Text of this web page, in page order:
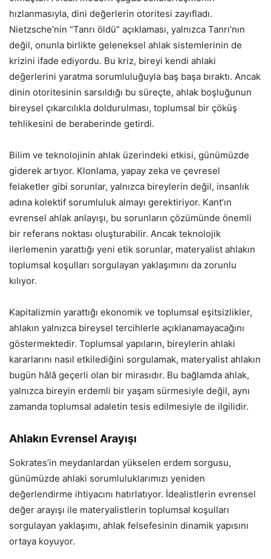
hızlanmasıyla, dini değerlerin otoritesi zayıfladı.
Nietzsche’nin “Tanrı öldü” açıklaması, yalnızca Tanrı’nın
değil, onunla birlikte geleneksel ahlak sistemlerinin de
krizini ifade ediyordu. Bu kriz, bireyi kendi ahlaki
değerlerini yaratma sorumluluğuyla baş başa bıraktı. Ancak
dinin otoritesinin sarsıldığı bu süreçte, ahlak boşluğunun
bireysel çıkarcılıkla doldurulması, toplumsal bir çöküş
tehlikesini de beraberinde getirdi.
Bilim ve teknolojinin ahlak üzerindeki etkisi, günümüzde
giderek artıyor. Klonlama, yapay zeka ve çevresel
felaketler gibi sorunlar, yalnızca bireylerin değil, insanlık
adına kolektif sorumluluk almayı gerektiriyor. Kant’ın
evrensel ahlak anlayışı, bu sorunların çözümünde önemli
bir referans noktası oluşturabilir. Ancak teknolojik
ilerlemenin yarattığı yeni etik sorunlar, materyalist ahlakın
toplumsal koşulları sorgulayan yaklaşımını da zorunlu
kılıyor.
Kapitalizmin yarattığı ekonomik ve toplumsal eşitsizlikler,
ahlakın yalnızca bireysel tercihlerle açıklanamayacağını
göstermektedir. Toplumsal yapıların, bireylerin ahlaki
kararlarını nasıl etkilediğini sorgulamak, materyalist ahlakın
bugün hâlâ geçerli olan bir mirasıdır. Bu bağlamda ahlak,
yalnızca bireyin erdemli bir yaşam sürmesiyle değil, aynı
zamanda toplumsal adaletin tesis edilmesiyle de ilgilidir.
Ahlakın Evrensel Arayışı
Sokrates’in meydanlardan yükselen erdem sorgusu,
günümüzde ahlaki sorumluluklarımızı yeniden
değerlendirme ihtiyacını hatırlatıyor. İdealistlerin evrensel
değer arayışı ile materyalistlerin toplumsal koşulları
sorgulayan yaklaşımı, ahlak felsefesinin dinamik yapısını
ortaya koyuyor.